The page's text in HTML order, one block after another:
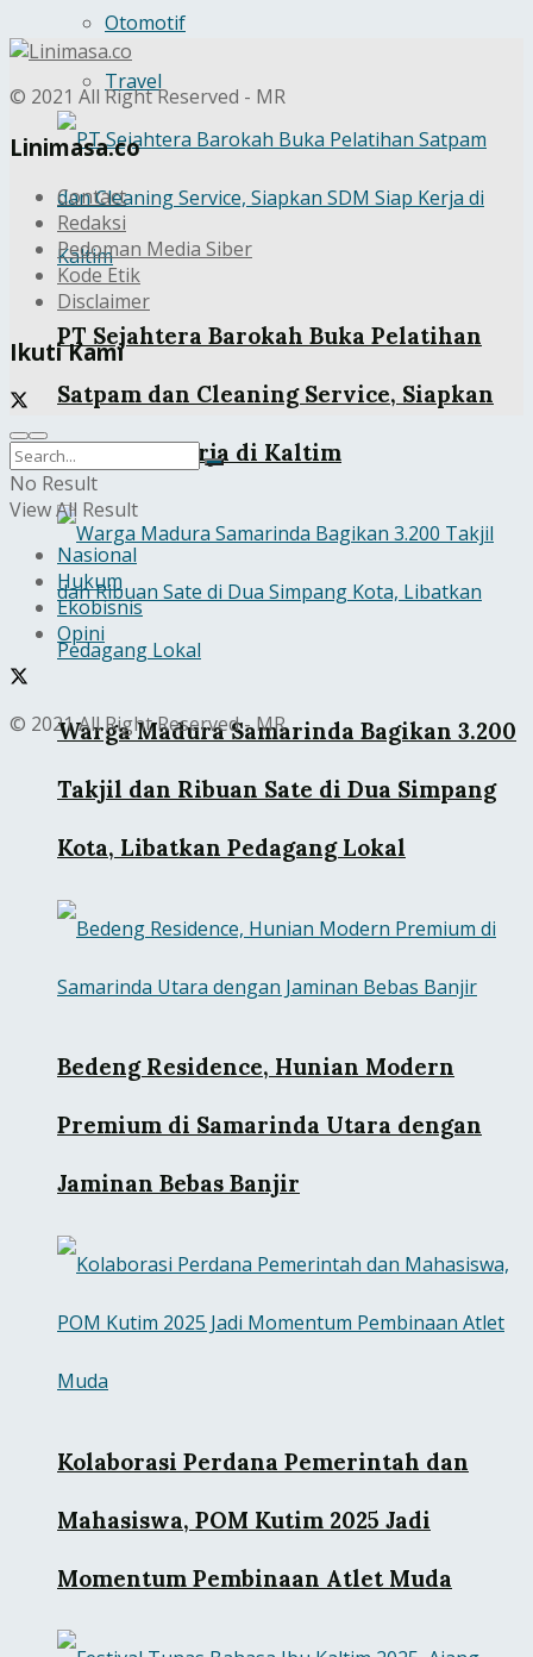
Otomotif
Travel
PT Sejahtera Barokah Buka Pelatihan
Satpam dan Cleaning Service, Siapkan
SDM Siap Kerja di Kaltim
Warga Madura Samarinda Bagikan 3.200
Takjil dan Ribuan Sate di Dua Simpang
Kota, Libatkan Pedagang Lokal
Bedeng Residence, Hunian Modern
Premium di Samarinda Utara dengan
Jaminan Bebas Banjir
Kolaborasi Perdana Pemerintah dan
Mahasiswa, POM Kutim 2025 Jadi
Momentum Pembinaan Atlet Muda
© 2021 All Right Reserved - MR
Linimasa.co
Contact
Redaksi
Pedoman Media Siber
Kode Etik
Disclaimer
Ikuti Kami
No Result
View All Result
Nasional
Hukum
Ekobisnis
Opini
© 2021 All Right Reserved - MR